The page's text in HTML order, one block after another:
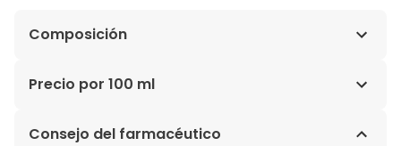
Composición
INGREDIENTS : COCO-CAPRYLATE/CAPRATE, C12-15
BENZOATE, BIS-ETHYLHEXYLOXYPHENOL METHOXYPHENYL
Precio por 100 ml
10,64€ / 100 ml
Consejo del farmacéutico